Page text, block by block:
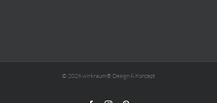
© 2026 wirkraum® Design & Konzept